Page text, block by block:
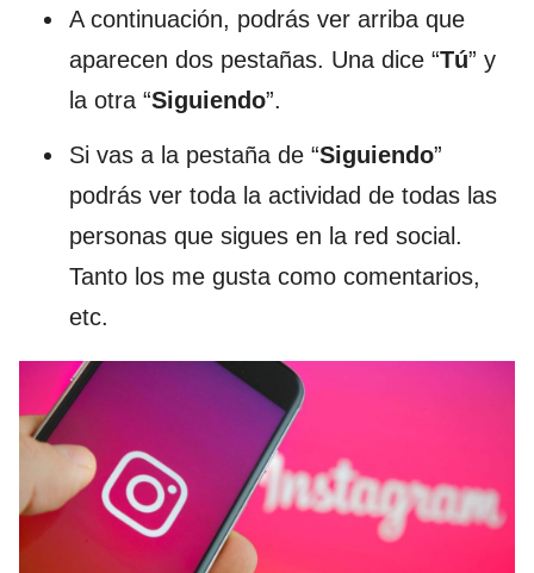
A continuación, podrás ver arriba que
aparecen dos pestañas. Una dice “Tú” y
la otra “Siguiendo”.
Si vas a la pestaña de “Siguiendo”
podrás ver toda la actividad de todas las
personas que sigues en la red social.
Tanto los me gusta como comentarios,
etc.